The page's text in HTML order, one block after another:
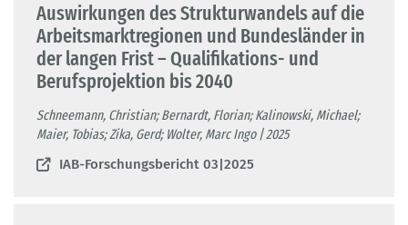
Auswirkungen des Strukturwandels auf die
Arbeitsmarktregionen und Bundesländer in
der langen Frist – Qualifikations- und
Berufsprojektion bis 2040
Schneemann, Christian; Bernardt, Florian; Kalinowski, Michael;
Maier, Tobias; Zika, Gerd; Wolter, Marc Ingo | 2025
IAB-Forschungsbericht 03|2025